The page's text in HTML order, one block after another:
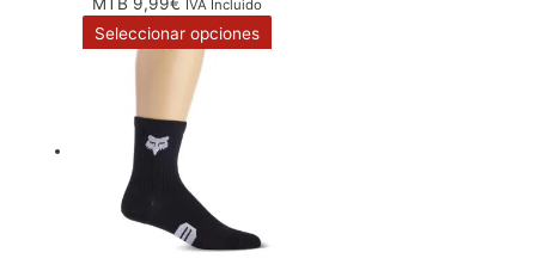
IVA Incluido
Seleccionar opciones